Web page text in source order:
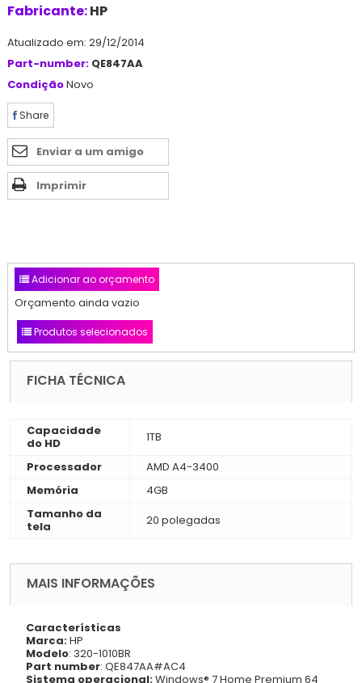
Fabricante:HP
Atualizado em: 29/12/2014
Part-number: QE847AA
CondiçãoNovo
Share
Enviar a um amigo
Imprimir
Adicionar ao orçamento
Orçamento ainda vazio
Produtos selecionados
FICHA TÉCNICA
Capacidade
do HD
1TB
Processador
AMD A4-3400
Memória
4GB
Tamanho da
tela
20 polegadas
MAIS INFORMAÇÕES
Características
Marca:HP
Modelo: 320-1010BR
Part number: QE847AA#AC4
Sistema operacional:Windows® 7 Home Premium 64